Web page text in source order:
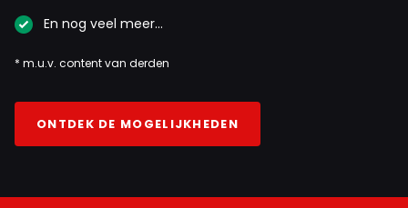
En nog veel meer…
* m.u.v. content van derden
ONTDEK DE MOGELIJKHEDEN